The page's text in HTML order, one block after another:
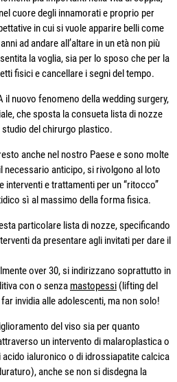
cuore degli innamorati e proprio per
in cui si vuole apparire belli come
ad andare all’altare in un età non più
la voglia, sia per lo sposo che per la
fisici e cancellare i segni del tempo.
il nuovo fenomeno della wedding surgery,
che sposta la consueta lista di nozze
del chirurgo plastico.
anche nel nostro Paese e sono molte
necessario anticipo, si rivolgono al loto
e trattamenti per un “ritocco”
sì al massimo della forma fisica.
particolare lista di nozze, specificando
da presentare agli invitati per dare il
over 30, si indirizzano soprattutto in
con o senza mastopessi (lifting del
invidia alle adolescenti, ma non solo!
del viso sia per quanto
un intervento di malaroplastica o
ialuronico o di idrossiapatite calcica
anche se non si disdegna la